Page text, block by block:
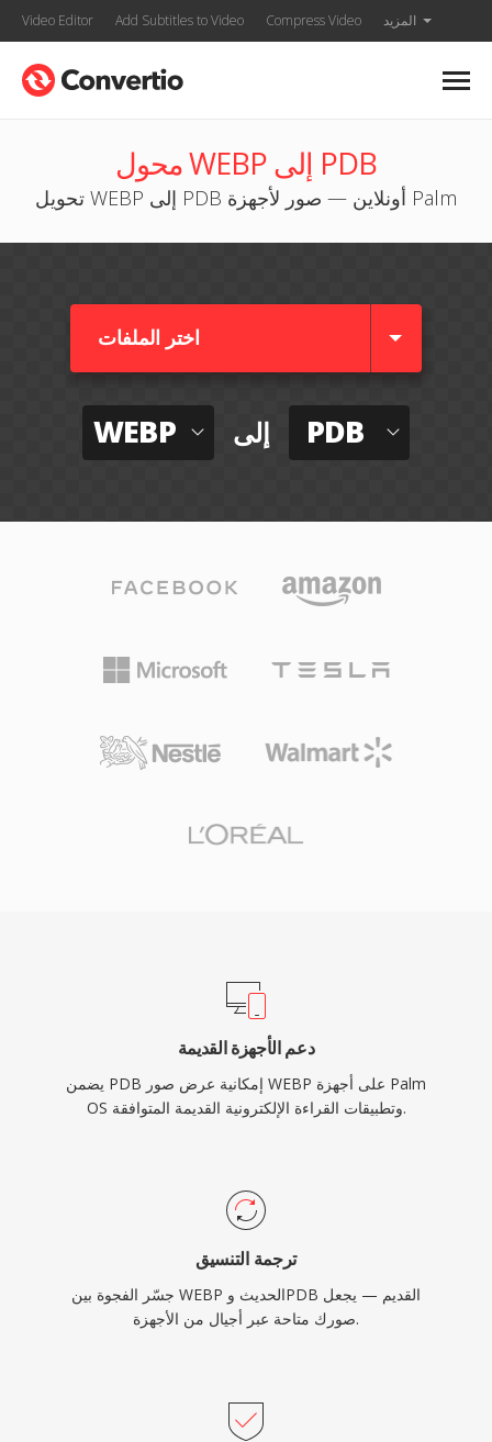
Video Editor Add Subtitles to Video Compress Video المزيد
محول WEBP إلى PDB
تحويل WEBP إلى PDB أونلاين — صور لأجهزة Palm
اختر الملفات
WEBP إلى PDB
دعم الأجهزة القديمة
يضمن PDB إمكانية عرض صور WEBP على أجهزة Palm
OS وتطبيقات القراءة الإلكترونية القديمة المتوافقة.
ترجمة التنسيق
جسّر الفجوة بين WEBP الحديث وPDB القديم — يجعل
صورك متاحة عبر أجيال من الأجهزة.